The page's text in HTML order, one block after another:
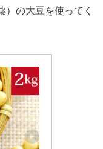
）の大豆を使ってく